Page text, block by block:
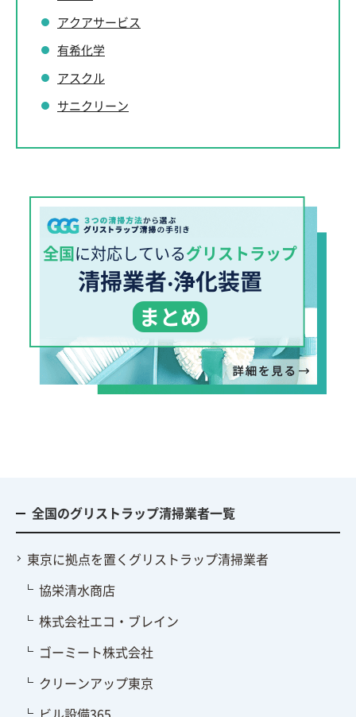
アクアサービス
有希化学
アスクル
サニクリーン
全国に対応しているグリストラップ
清掃業者‧浄化装置
まとめ
全国のグリストラップ清掃業者一覧
東京に拠点を置くグリストラップ清掃業者
協栄清水商店
株式会社エコ・ブレイン
ゴーミート株式会社
クリーンアップ東京